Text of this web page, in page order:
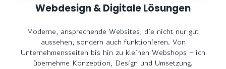
Webdesign & Digitale Lösungen
Moderne, ansprechende Websites, die nicht nur gut
aussehen, sondern auch funktionieren. Von
Unternehmensseiten bis hin zu kleinen Webshops – ich
übernehme Konzeption, Design und Umsetzung.